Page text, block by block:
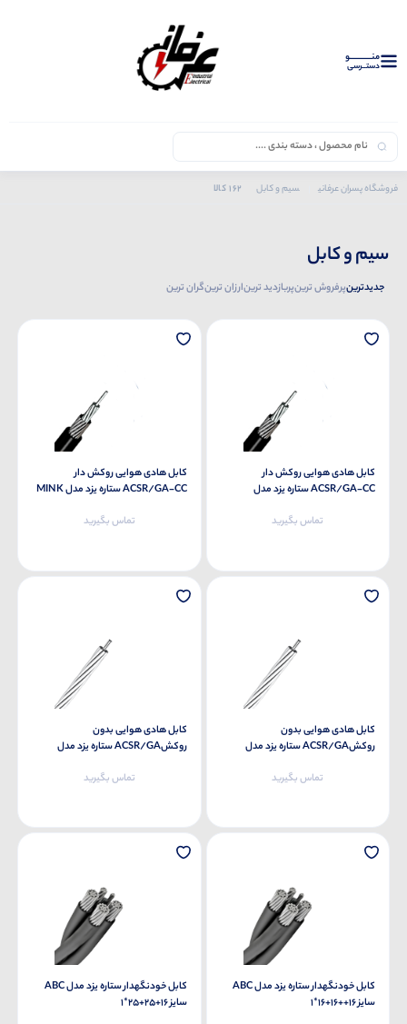
منــــــــــــو
دستــرسی
فروشگاه پسران عرفانی سیم و کابل 162 کالا
سیم و کابل
جدیدترینپرفروش ترینپربازدید ترینارزان ترینگران ترین
کابل هادی هوایی روکش دار
ACSR/GA-CC ستاره یزد مدل
تماس بگیرید
کابل هادی هوایی روکش دار
ACSR/GA-CC ستاره یزد مدل MINK
تماس بگیرید
کابل هادی هوایی بدون
روکشACSR/GA ستاره یزد مدل
تماس بگیرید
کابل هادی هوایی بدون
روکشACSR/GA ستاره یزد مدل
تماس بگیرید
کابل خودنگهدار ستاره یزد مدل ABC
سایز 16++16+16*1
کابل خودنگهدار ستاره یزد مدل ABC
سایز 16+25+25*1